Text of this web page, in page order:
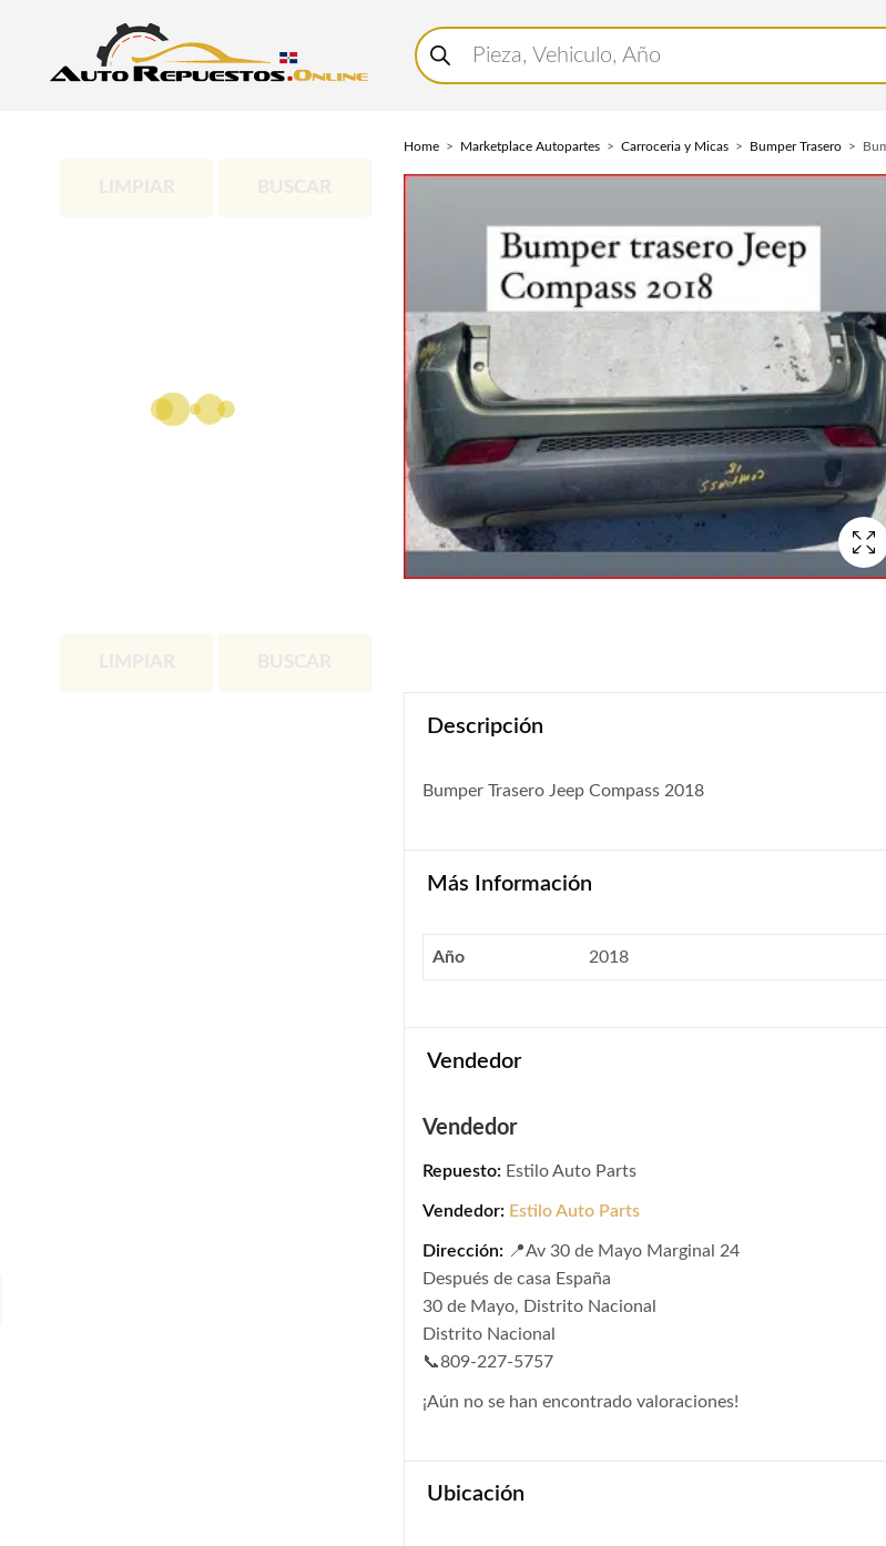
Buscar
productos
Home Marketplace Autopartes Carroceria y Micas Bumper Trasero
Descripción
Bumper Trasero Jeep Compass 2018
Más Información
Año 2018
Vendedor
Vendedor
Repuesto: Estilo Auto Parts
Vendedor: Estilo Auto Parts
Dirección: 📍Av 30 de Mayo Marginal 24
Después de casa España
30 de Mayo, Distrito Nacional
Distrito Nacional
📞809-227-5757
¡Aún no se han encontrado valoraciones!
Ubicación